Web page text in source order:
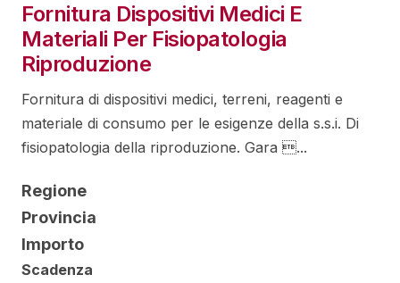
Fornitura Dispositivi Medici E
Materiali Per Fisiopatologia
Riproduzione
Fornitura di dispositivi medici, terreni, reagenti e
materiale di consumo per le esigenze della s.s.i. Di
fisiopatologia della riproduzione. Gara ...
Regione
Provincia
Importo
Scadenza